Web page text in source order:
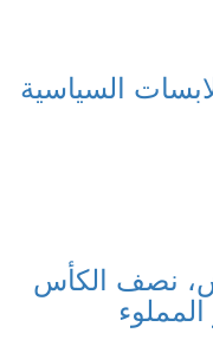
السياسية
نصف الكأس